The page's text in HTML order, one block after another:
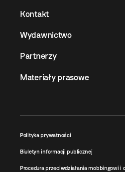
Kontakt
Wydawnictwo
Partnerzy
Materiały prasowe
Polityka prywatności
Biuletyn informacji publicznej
Procedura przeciwdziałania mobbingowi i